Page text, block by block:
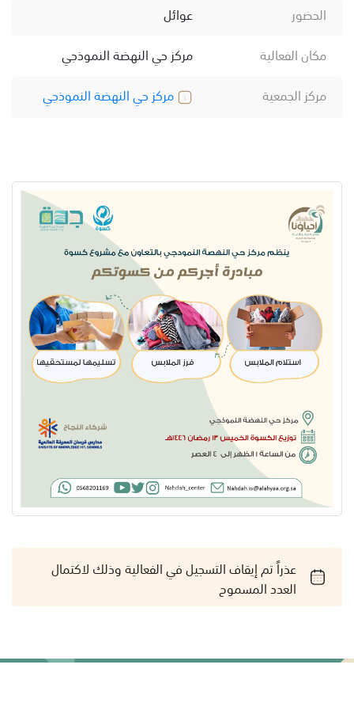
الحضور
عوائل
مكان الفعالية
مركز حي النهضة النموذجي
مركز الجمعية
مركز حي النهضة النموذجي
عذراً تم إيقاف التسجيل في الفعالية وذلك لاكتمال
العدد المسموح